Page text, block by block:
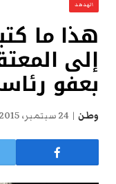
الهدهد
هذا ما
إلى
بعفو
وطن 24 سبتمبر، 2015